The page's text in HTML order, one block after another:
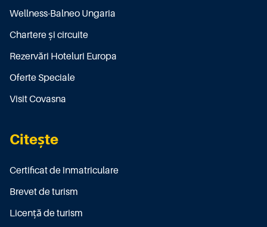
Wellness-Balneo Ungaria
Chartere și circuite
Rezervări Hoteluri Europa
Oferte Speciale
Visit Covasna
Citește
Certificat de înmatriculare
Brevet de turism
Licenţă de turism